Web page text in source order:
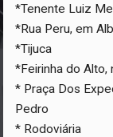
*Tenente Luiz
*Rua Peru, em
*Tijuca
*Feirinha do Alto,
* Praça Dos
Pedro
* Rodoviária